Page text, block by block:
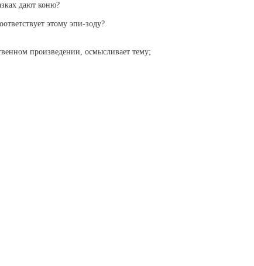
дают коню?
этому эпи-зоду?
произведении, осмысливает тему;